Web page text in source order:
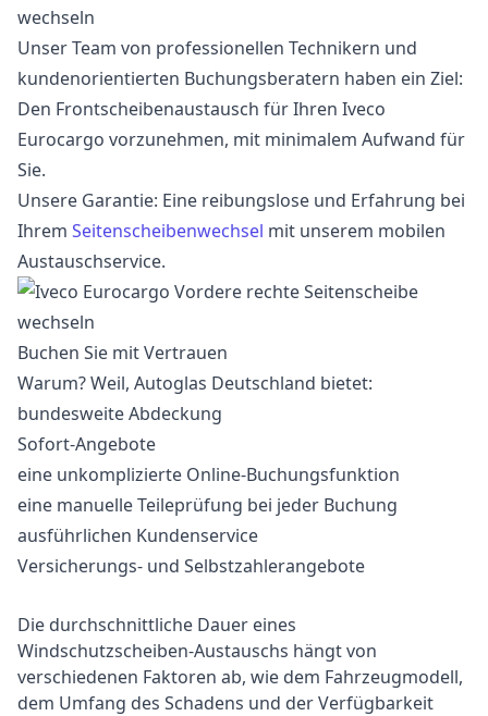
wechseln
Unser Team von professionellen Technikern und
kundenorientierten Buchungsberatern haben ein Ziel:
Den Frontscheibenaustausch für Ihren Iveco
Eurocargo vorzunehmen, mit minimalem Aufwand für
Sie.
Unsere Garantie: Eine reibungslose und Erfahrung bei
Ihrem Seitenscheibenwechsel mit unserem mobilen
Austauschservice.
Buchen Sie mit Vertrauen
Warum? Weil, Autoglas Deutschland bietet:
bundesweite Abdeckung
Sofort-Angebote
eine unkomplizierte Online-Buchungsfunktion
eine manuelle Teileprüfung bei jeder Buchung
ausführlichen Kundenservice
Versicherungs- und Selbstzahlerangebote
Die durchschnittliche Dauer eines
Windschutzscheiben-Austauschs hängt von
verschiedenen Faktoren ab, wie dem Fahrzeugmodell,
dem Umfang des Schadens und der Verfügbarkeit